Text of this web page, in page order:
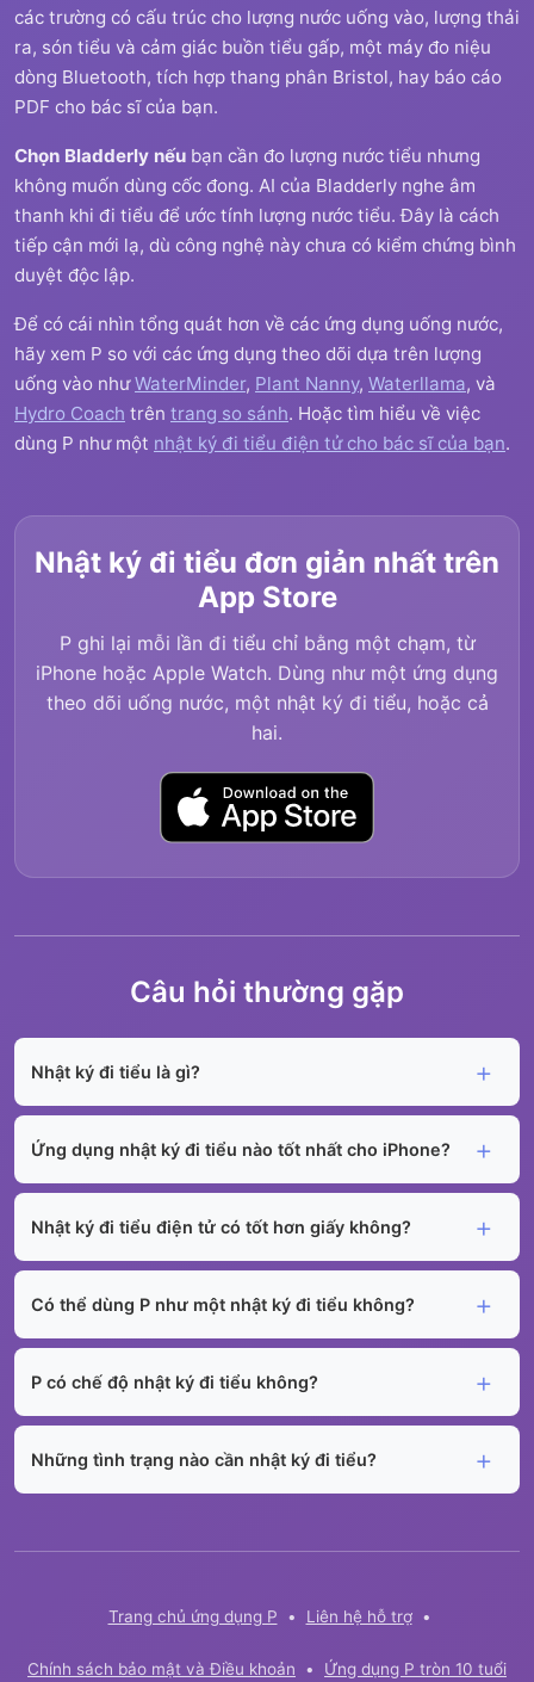
các trường có cấu trúc cho lượng nước uống vào, lượng thải
ra, són tiểu và cảm giác buồn tiểu gấp, một máy đo niệu
dòng Bluetooth, tích hợp thang phân Bristol, hay báo cáo
PDF cho bác sĩ của bạn.
Chọn Bladderly nếu bạn cần đo lượng nước tiểu nhưng
không muốn dùng cốc đong. AI của Bladderly nghe âm
thanh khi đi tiểu để ước tính lượng nước tiểu. Đây là cách
tiếp cận mới lạ, dù công nghệ này chưa có kiểm chứng bình
duyệt độc lập.
Để có cái nhìn tổng quát hơn về các ứng dụng uống nước,
hãy xem P so với các ứng dụng theo dõi dựa trên lượng
uống vào nhưWaterMinder, Plant Nanny, Waterllama, và
Hydro Coach trên trang so sánh. Hoặc tìm hiểu về việc
dùng P như một nhật ký đi tiểu điện tử cho bác sĩ của bạn.
Nhật ký đi tiểu đơn giản nhất trên
App Store
P ghi lại mỗi lần đi tiểu chỉ bằng một chạm, từ
iPhone hoặc Apple Watch. Dùng như một ứng dụng
theo dõi uống nước, một nhật ký đi tiểu, hoặc cả
hai.
Câu hỏi thường gặp
Nhật ký đi tiểu là gì?
Ứng dụng nhật ký đi tiểu nào tốt nhất cho iPhone?
Nhật ký đi tiểu điện tử có tốt hơn giấy không?
Có thể dùng P như một nhật ký đi tiểu không?
P có chế độ nhật ký đi tiểu không?
Những tình trạng nào cần nhật ký đi tiểu?
Trang chủ ứng dụng P • Liên hệ hỗ trợ •
Chính sách bảo mật và Điều khoản • Ứng dụng P tròn 10 tuổi